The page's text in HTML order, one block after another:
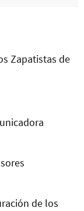
Zapatistas de
de los